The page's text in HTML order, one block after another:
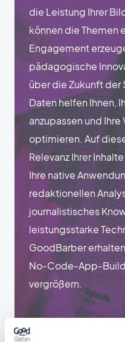
die Leistung Ihrer
können die Themen
Engagement
pädagogische
über die Zukunft der
Daten helfen Ihnen,
anzupassen und
optimieren. Auf
Relevanz Ihrer
Ihre native
redaktionellen
journalistisches
leistungsstarke
GoodBarber
No-Code-App-
vergrößern.